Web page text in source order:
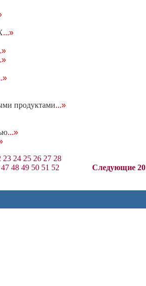
...»
продуктами...»
...»
23 24 25 26 27 28
47 48 49 50 51 52
Следующие 20